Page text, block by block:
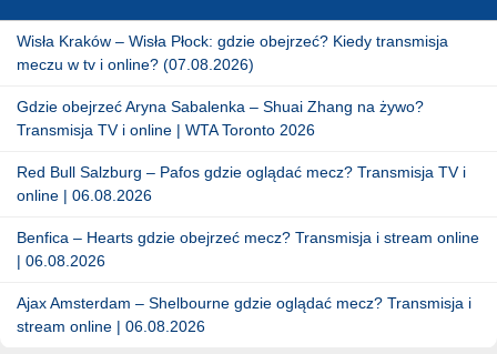
Wisła Kraków – Wisła Płock: gdzie obejrzeć? Kiedy transmisja
meczu w tv i online? (07.08.2026)
Gdzie obejrzeć Aryna Sabalenka – Shuai Zhang na żywo?
Transmisja TV i online | WTA Toronto 2026
Red Bull Salzburg – Pafos gdzie oglądać mecz? Transmisja TV i
online | 06.08.2026
Benfica – Hearts gdzie obejrzeć mecz? Transmisja i stream online
| 06.08.2026
Ajax Amsterdam – Shelbourne gdzie oglądać mecz? Transmisja i
stream online | 06.08.2026